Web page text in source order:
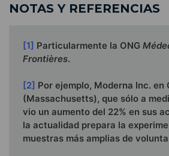
NOTAS Y REFERENCIAS
[1] Particularmente la ONG
Frontières.
[2] Por ejemplo, Moderna Inc. en
(Massachusetts), que sólo a
vio un aumento del 22% en sus
la actualidad prepara la
muestras más amplias de